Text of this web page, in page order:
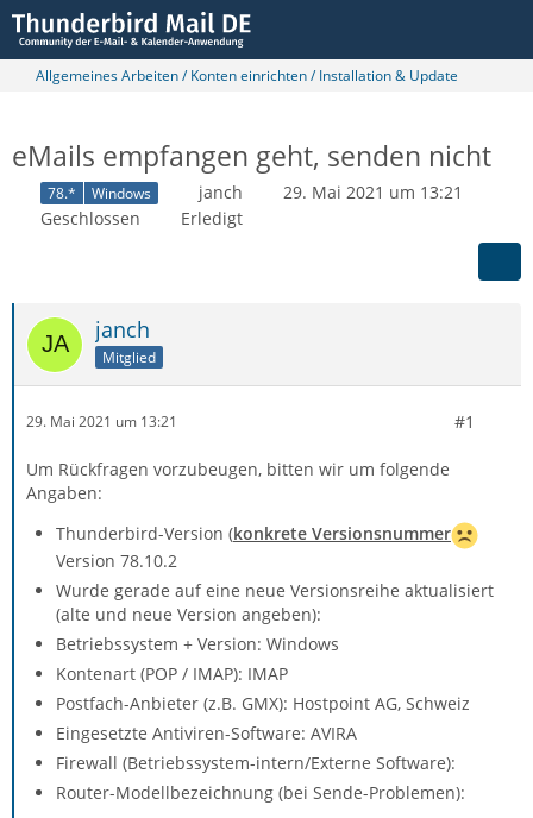
Allgemeines Arbeiten / Konten einrichten / Installation & Update
eMails empfangen geht, senden nicht
78.* Windows janch
29. Mai 2021 um 13:21
Geschlossen
Erledigt
janch
Mitglied
29. Mai 2021 um 13:21 #1
Um Rückfragen vorzubeugen, bitten wir um folgende
Angaben:
Thunderbird-Version (konkrete Versionsnummer
Version 78.10.2
Wurde gerade auf eine neue Versionsreihe aktualisiert
(alte und neue Version angeben):
Betriebssystem + Version: Windows
Kontenart (POP / IMAP): IMAP
Postfach-Anbieter (z.B. GMX): Hostpoint AG, Schweiz
Eingesetzte Antiviren-Software: AVIRA
Firewall (Betriebssystem-intern/Externe Software):
Router-Modellbezeichnung (bei Sende-Problemen):